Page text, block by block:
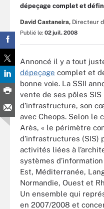
dépeçage complet et
David Castaneira, Directeur
Publié le: 02 juil. 2008
Annoncé il y a tout
dépeçage complet et
bonne voie. La SSII
vente de ses pôles SIS
d’infrastructure, son
avec Cheops. Selon le
Arès, « le périmètre
d’infrastructures (SIS)
activités liées à
systèmes
Est, Méditerranée,
Normandie, Ouest et
Un ensemble qui
en 2007/2008 et